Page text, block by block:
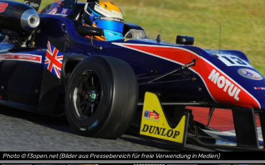
Photo © f3open.net (Bilder aus Pressebereich für freie Verwendung in Medien)